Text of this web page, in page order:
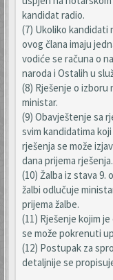
kandidat radio.
(7) Ukoliko kandidati
ovog člana imaju
vodiće se računa o
naroda i Ostalih u
(8) Rješenje o
ministar.
(9) Obavještenje sa
svim kandidatima
rješenja se može
dana prijema rješenja.
(10) Žalba iz stava 9.
žalbi odlučuje
prijema žalbe.
(11) Rješenje kojim
se može pokrenuti
(12) Postupak za
detaljnije se